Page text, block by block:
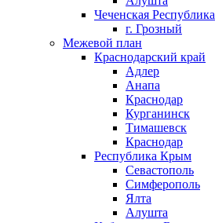
Чеченская Республика
г. Грозный
Межевой план
Краснодарский край
Адлер
Анапа
Краснодар
Курганинск
Тимашевск
Краснодар
Республика Крым
Севастополь
Симферополь
Ялта
Алушта